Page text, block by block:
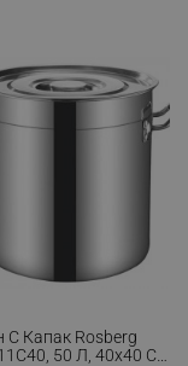
С Капак Rosberg
50 Л, 40х40 См,